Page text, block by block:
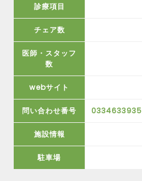
診療項目
チェア数
医師・スタッフ
数
webサイト
問い合わせ番号 0334633935
施設情報
駐車場